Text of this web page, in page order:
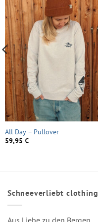
All Day – Pullover
59,95 €
Schneeverliebt clothing
Aus Liebe zu den Bergen.